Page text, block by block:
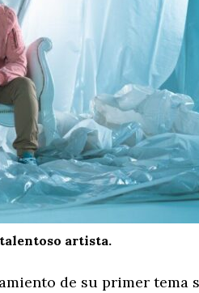
artista.
de su primer tema